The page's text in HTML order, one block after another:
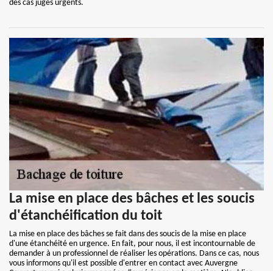
des cas jugés urgents.
La mise en place des bâches et les soucis
d'étanchéification du toit
La mise en place des bâches se fait dans des soucis de la mise en place
d'une étanchéité en urgence. En fait, pour nous, il est incontournable de
demander à un professionnel de réaliser les opérations. Dans ce cas, nous
vous informons qu'il est possible d'entrer en contact avec Auvergne